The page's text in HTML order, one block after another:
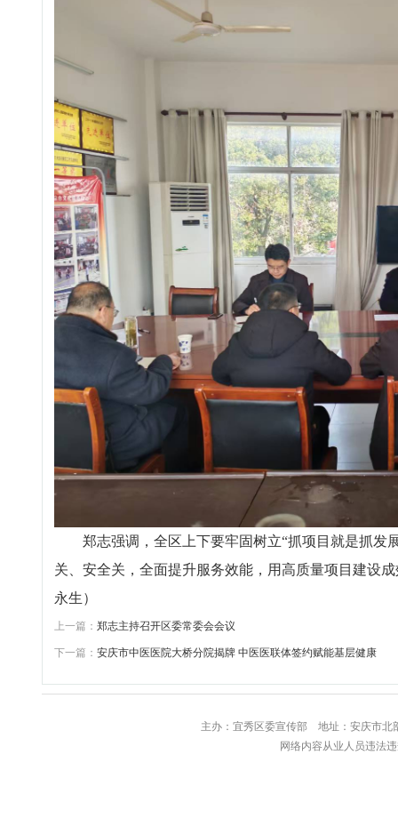
郑志强调，全区上下要牢固树立“抓项目就是抓发
关、安全关，全面提升服务效能，用高质量项目建设
永生）
上一篇： 郑志主持召开区委常委会会议
下一篇： 安庆市中医医院大桥分院揭牌 中医医联体签约赋能基层健康
主办：宜秀区委宣传部 地址：安
网络内容从业人员违法